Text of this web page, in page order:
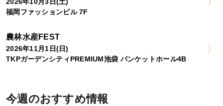
2026年10月3日(土)
福岡ファッションビル 7F
農林水産FEST
2026年11月1日(日)
TKPガーデンシティPREMIUM池袋 バンケットホール4B
今週のおすすめ情報